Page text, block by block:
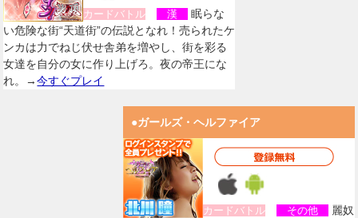
カードバトル 漢
眠らな
い危険な街“天道街”の伝説となれ！売られたケ
ンカは力でねじ伏せ舎弟を増やし、街を彩る
女達を自分の女に作り上げろ。夜の帝王にな
れ。→今すぐプレイ
●ガールズ・ヘルファイア
カードバトル その他
麗奴